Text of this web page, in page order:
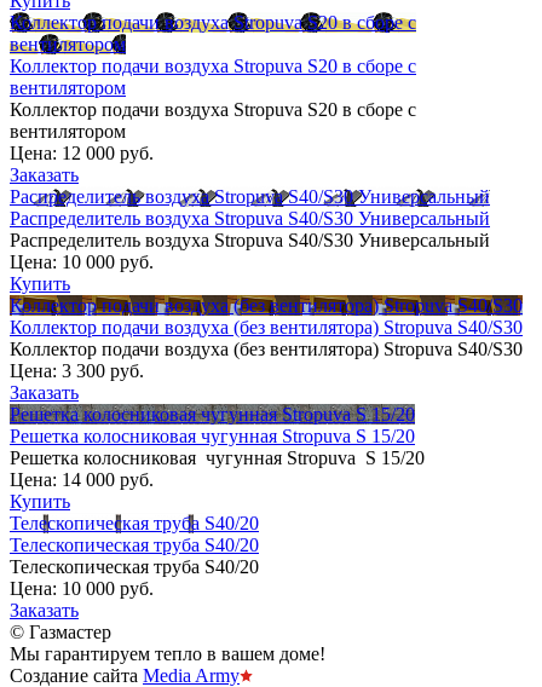
Коллектор подачи воздуха Stropuva S20 в сборе с
вентилятором
Коллектор подачи воздуха Stropuva S20 в сборе с
вентилятором
Коллектор подачи воздуха Stropuva S20 в сборе с
вентилятором
Цена: 12 000 руб.
Заказать
Распределитель воздуха Stropuva S40/S30 Универсальный
Распределитель воздуха Stropuva S40/S30 Универсальный
Распределитель воздуха Stropuva S40/S30 Универсальный
Цена: 10 000 руб.
Купить
Коллектор подачи воздуха (без вентилятора) Stropuva S40/S30
Коллектор подачи воздуха (без вентилятора) Stropuva S40/S30
Коллектор подачи воздуха (без вентилятора) Stropuva S40/S30
Цена: 3 300 руб.
Заказать
Решетка колосниковая чугунная Stropuva S 15/20
Решетка колосниковая чугунная Stropuva S 15/20
Решетка колосниковая чугунная Stropuva S 15/20
Цена: 14 000 руб.
Купить
Телескопическая труба S40/20
Телескопическая труба S40/20
Телескопическая труба S40/20
Цена: 10 000 руб.
Заказать
© Газмастер
Мы гарантируем тепло в вашем доме!
Создание сайта Media Army